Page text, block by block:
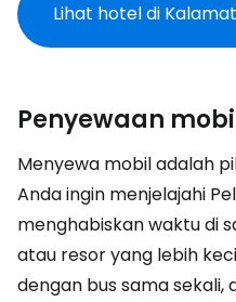
Lihat hotel di
Penyewaan
Menyewa mobil adalah
Anda ingin menjelajahi
menghabiskan waktu di
atau resor yang lebih
dengan bus sama sekali,